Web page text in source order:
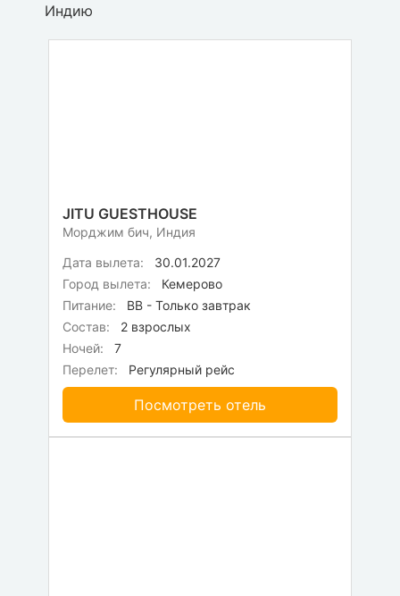
Индию
JITU GUESTHOUSE
Морджим бич, Индия
Дата вылета:
30.01.2027
Город вылета:
Кемерово
Питание:
BB - Только завтрак
Состав:
2 взрослых
Ночей:
7
Перелет:
Регулярный рейс
Посмотреть отель